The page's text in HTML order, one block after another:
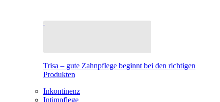
Trisa – gute Zahnpflege beginnt bei den richtigen
Produkten
Inkontinenz
Intimpflege